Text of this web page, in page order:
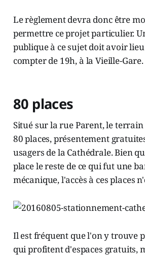
Le règlement devra donc être
permettre ce projet particulier.
publique à ce sujet doit avoir
compter de 19h, à la Vieille-Gare.
80 places
Situé sur la rue Parent, le
80 places, présentement
usagers de la Cathédrale. Bien
place le reste de ce qui fut une
mécanique, l'accès à ces places
Il est fréquent que l'on y trouve
qui profitent d'espaces gratuits,